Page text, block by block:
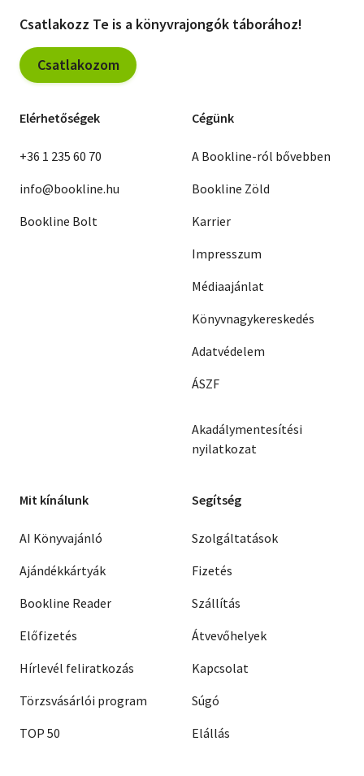
Csatlakozz Te is a könyvrajongók táborához!
Csatlakozom
Elérhetőségek
+36 1 235 60 70
info@bookline.hu
Bookline Bolt
Cégünk
A Bookline-ról bővebben
Bookline Zöld
Karrier
Impresszum
Médiaajánlat
Könyvnagykereskedés
Adatvédelem
ÁSZF
Akadálymentesítési
nyilatkozat
Mit kínálunk
AI Könyvajánló
Ajándékkártyák
Bookline Reader
Előfizetés
Hírlevél feliratkozás
Törzsvásárlói program
TOP 50
Segítség
Szolgáltatások
Fizetés
Szállítás
Átvevőhelyek
Kapcsolat
Súgó
Elállás